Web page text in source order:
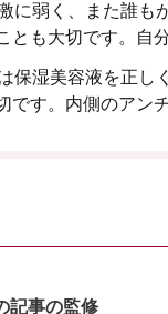
に弱く、また誰も
とも大切です。自
保湿美容液を正し
です。内側のアン
記事の監修